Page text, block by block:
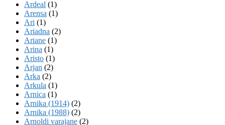
Ardeal (1)
Arensa (1)
Ari (1)
Ariadna (2)
Ariane (1)
Arina (1)
Aristo (1)
Arjan (2)
Arka (2)
Arkula (1)
Arnica (1)
Arnika (1914) (2)
Arnika (1988) (2)
Arnoldi varajane (2)